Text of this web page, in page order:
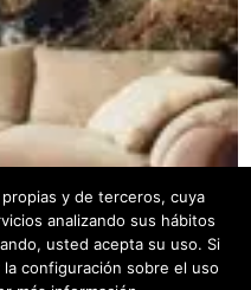
y de terceros, cuya
analizando sus hábitos
usted acepta su uso. Si
configuración sobre el uso